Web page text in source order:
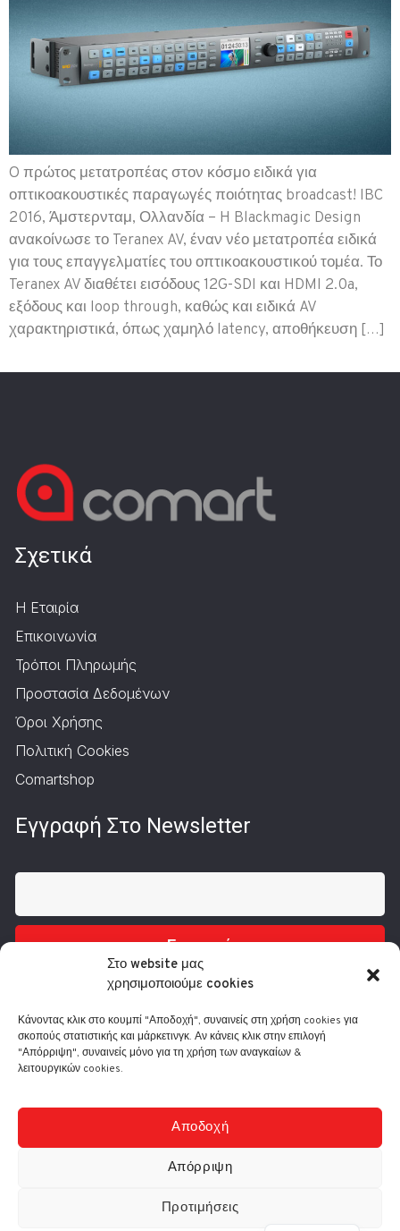
Στο website μας
χρησιμοποιούμε cookies
Κάνοντας κλικ στο κουμπί "Αποδοχή", συναινείς στη χρήση cookies για
σκοπούς στατιστικής και μάρκετινγκ. Αν κάνεις κλικ στην επιλογή
"Απόρριψη", συναινείς μόνο για τη χρήση των αναγκαίων &
λειτουργικών cookies.
Αποδοχή
Απόρριψη
Προτιμήσεις
O πρώτος μετατροπέας στον κόσμο ειδικά για
οπτικοακουστικές παραγωγές ποιότητας broadcast! IBC
2016, Άμστερνταμ, Ολλανδία – H Blackmagic Design
ανακοίνωσε το Teranex AV, έναν νέο μετατροπέα ειδικά
για τους επαγγελματίες του οπτικοακουστικού τομέα. Το
Teranex AV διαθέτει εισόδους 12G-SDI και HDMI 2.0a,
εξόδους και loop through, καθώς και ειδικά AV
χαρακτηριστικά, όπως χαμηλό latency, αποθήκευση […]
Σχετικά
Η Εταιρία
Επικοινωνία
Τρόποι Πληρωμής
Προστασία Δεδομένων
Όροι Χρήσης
Πολιτική Cookies
Comartshop
Εγγραφή Στο Newsletter
Εγγραφή
Τηλ.: 210 3416200
Δευ - Παρ: 9:30 - 18:00